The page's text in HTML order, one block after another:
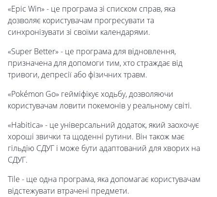
«Epic Win» - це програма зі списком справ, яка
дозволяє користувачам прогресувати та
синхронізувати зі своїми календарями.
«Super Better» - це програма для відновлення,
призначена для допомоги тим, хто страждає від
тривоги, депресії або фізичних травм.
«Pokémon Go» гейміфікує ходьбу, дозволяючи
користувачам ловити покемонів у реальному світі.
«Habitica» - це універсальний додаток, який заохочує
хороші звички та щоденні рутини. Він також має
гільдію СДУГ і може бути адаптований для хворих на
СДУГ.
Tile - ще одна програма, яка допомагає користувачам
відстежувати втрачені предмети.